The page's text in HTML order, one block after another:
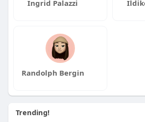
Ingrid Palazzi
Randolph Bergin
Trending!